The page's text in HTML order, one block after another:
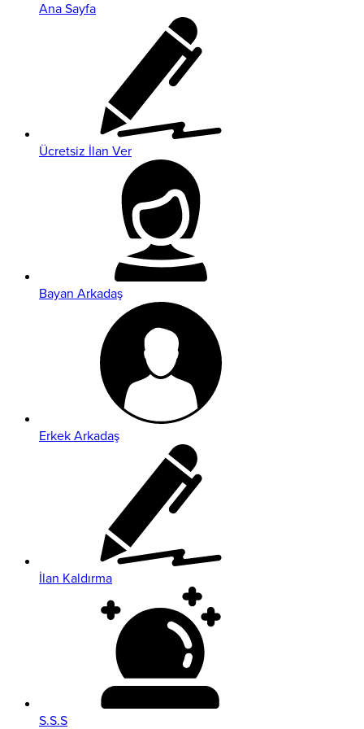
Ana Sayfa
Ücretsiz İlan Ver
Bayan Arkadaş
Erkek Arkadaş
İlan Kaldırma
S.S.S